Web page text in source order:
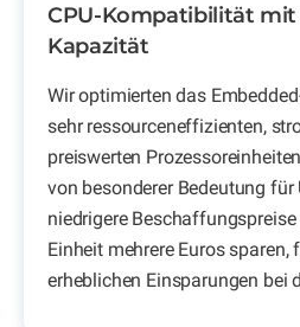
CPU-Kompatibilität
Kapazität
Wir optimierten das
sehr ressourceneffizienten,
preiswerten
von besonderer Bedeutung für
niedrigere
Einheit mehrere Euros sparen,
erheblichen Einsparungen bei